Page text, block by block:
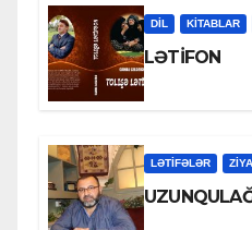
DİL KİTABLAR
LƏTİFON
LƏTIFƏLƏR